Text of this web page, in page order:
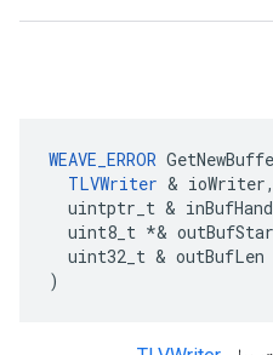
WEAVE_ERROR
TLVWriter & ioWriter,
uintptr_t &
uint8_t *&
  uint32_t & outBufLen
)